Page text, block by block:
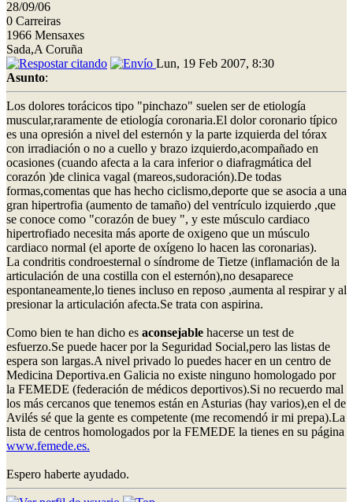
28/09/06
0 Carreiras
1966 Mensaxes
Sada,A Coruña
Lun, 19 Feb 2007, 8:30
Asunto:
Los dolores torácicos tipo "pinchazo" suelen ser de etiología
muscular,raramente de etiología coronaria.El dolor coronario típico
es una opresión a nivel del esternón y la parte izquierda del tórax
con irradiación o no a cuello y brazo izquierdo,acompañado en
ocasiones (cuando afecta a la cara inferior o diafragmática del
corazón )de clinica vagal (mareos,sudoración).De todas
formas,comentas que has hecho ciclismo,deporte que se asocia a una
gran hipertrofia (aumento de tamaño) del ventrículo izquierdo ,que
se conoce como "corazón de buey ", y este músculo cardiaco
hipertrofiado necesita más aporte de oxigeno que un músculo
cardiaco normal (el aporte de oxígeno lo hacen las coronarias).
La condritis condroesternal o síndrome de Tietze (inflamación de la
articulación de una costilla con el esternón),no desaparece
espontaneamente,lo tienes incluso en reposo ,aumenta al respirar y al
presionar la articulación afecta.Se trata con aspirina.
Como bien te han dicho es aconsejable hacerse un test de
esfuerzo.Se puede hacer por la Seguridad Social,pero las listas de
espera son largas.A nivel privado lo puedes hacer en un centro de
Medicina Deportiva.en Galicia no existe ninguno homologado por
la FEMEDE (federación de médicos deportivos).Si no recuerdo mal
los más cercanos que tenemos están en Asturias (hay varios),en el de
Avilés sé que la gente es competente (me recomendó ir mi prepa).La
lista de centros homologados por la FEMEDE la tienes en su página
www.femede.es.
Espero haberte ayudado.